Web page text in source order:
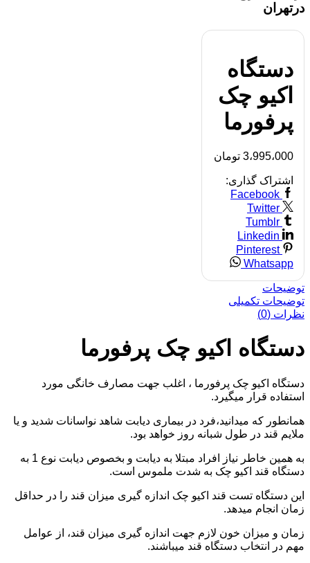
درتهران
دستگاه
اکیو چک
پرفورما
3،995،000 تومان
اشتراک گذاری:
Facebook
Twitter
Tumblr
Linkedin
Pinterest
Whatsapp
توضیحات
توضیحات تکمیلی
نظرات (0)
دستگاه اکیو چک پرفورما
دستگاه اکیو چک پرفورما ، اغلب جهت مصارف خانگی مورد
استفاده قرار میگیرد.
همانطور که میدانید،فرد در بیماری دیابت شاهد نواسانات شدید و یا
ملایم قند در طول شبانه روز خواهد بود.
به همین خاطر نیاز افراد مبتلا به دیابت و بخصوص دیابت نوع 1 به
دستگاه قند اکیو چک به شدت ملموس است.
این دستگاه تست قند اکیو چک اندازه گیری میزان قند را در حداقل
زمان انجام میدهد.
زمان و میزان خون لازم جهت اندازه گیری میزان قند، از عوامل
مهم در انتخاب دستگاه قند میباشند.